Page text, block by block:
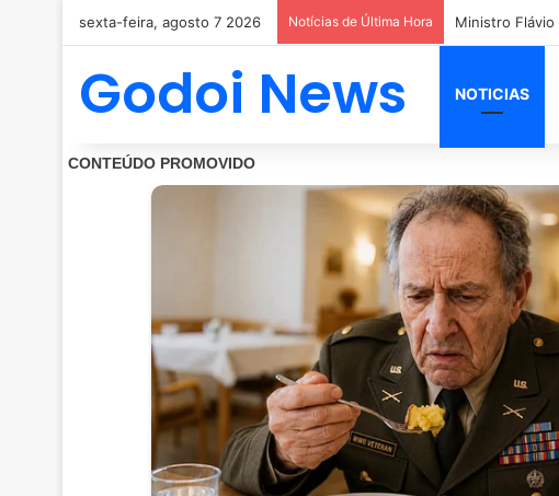
sexta-feira, agosto 7 2026 Notícias de Última Hora
Godoi News NOTICIAS